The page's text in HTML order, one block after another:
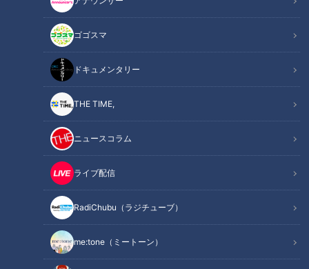
ゴゴスマ
ドキュメンタリー
THE TIME,
ニュースコラム
ライブ配信
RadiChubu（ラジチューブ）
me:tone（ミートーン）
に完全密着！テレビ初出し情報も盛りだくさんです。
ネオン看板が目印！スガキヤの新業態は韓国風のカフ
ェ！？
メニュー開発の心臓部「開発センター」にテレビ初潜入！
麺屋はなびの新業態は町中華と合体！幻のメニューが毎日
食べられる！
新メニューは「飲める天津飯」！？大将得意の麺分野で
「からしそば」も開発！
オススメ関連コンテンツ
ネオン看板が目印！スガキヤの新業態は韓国風の